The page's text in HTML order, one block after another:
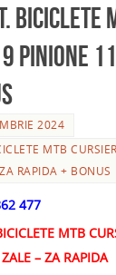
BICICLETE
PINIONE
2024
MTB
RAPIDA + BONUS
477
MTB
– ZA RAPIDA